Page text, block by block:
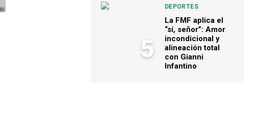
5
DEPORTES
La FMF aplica el
“sí, señor”: Amor
incondicional y
alineación total
con Gianni
Infantino